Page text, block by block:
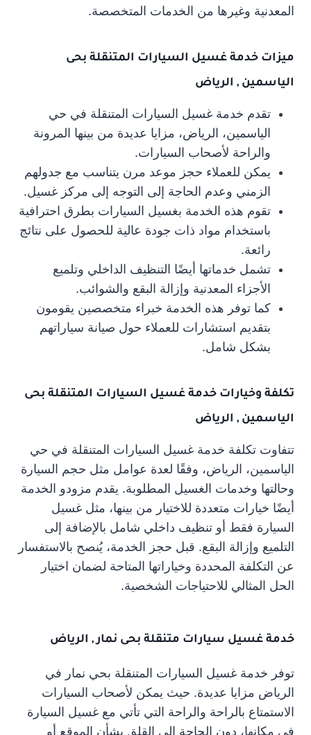
المعدنية وغيرها من الخدمات المتخصصة.
ميزات خدمة غسيل السيارات المتنقلة بحى
الياسمين , الرياض
تقدم خدمة غسيل السيارات المتنقلة في حي
الياسمين، الرياض، مزايا عديدة من بينها المرونة
والراحة لأصحاب السيارات.
يمكن للعملاء حجز موعد مرن يتناسب مع جدولهم
الزمني وعدم الحاجة إلى التوجه إلى مركز غسيل.
تقوم هذه الخدمة بغسيل السيارات بطرق احترافية
باستخدام مواد ذات جودة عالية للحصول على نتائج
رائعة.
تشمل خدماتها أيضًا التنظيف الداخلي وتلميع
الأجزاء المعدنية وإزالة البقع والشوائب.
كما توفر هذه الخدمة خبراء متخصصين يقومون
بتقديم استشارات للعملاء حول صيانة سياراتهم
بشكل شامل.
تكلفة وخيارات خدمة غسيل السيارات المتنقلة بحى
الياسمين , الرياض
تتفاوت تكلفة خدمة غسيل السيارات المتنقلة في حي
الياسمين، الرياض، وفقًا لعدة عوامل مثل حجم السيارة
وحالتها وخدمات الغسيل المطلوبة. يقدم مزودو الخدمة
أيضًا خيارات متعددة للاختيار من بينها، مثل غسيل
السيارة فقط أو تنظيف داخلي شامل بالإضافة إلى
التلميع وإزالة البقع. قبل حجز الخدمة، يُنصح بالاستفسار
عن التكلفة المحددة وخياراتها المتاحة لضمان اختيار
الحل المثالي للاحتياجات الشخصية.
خدمة غسيل سيارات متنقلة بحى نمار , الرياض
توفر خدمة غسيل السيارات المتنقلة بحي نمار في
الرياض مزايا عديدة. حيث يمكن لأصحاب السيارات
الاستمتاع بالراحة والراحة التي تأتي مع غسيل السيارة
في مكانها، دون الحاجة إلى القلق بشأن الموقع أو